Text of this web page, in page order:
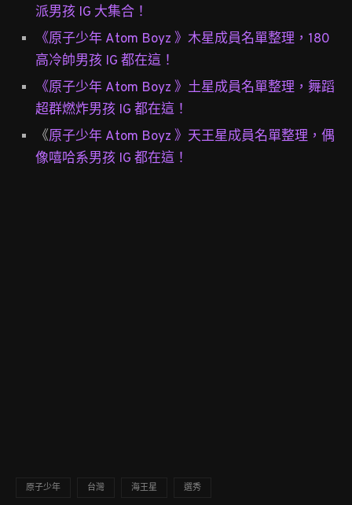
派男孩 IG 大集合！
《原子少年 Atom Boyz 》木星成員名單整理，180
高冷帥男孩 IG 都在這！
《原子少年 Atom Boyz 》土星成員名單整理，舞蹈
超群燃炸男孩 IG 都在這！
《原子少年 Atom Boyz 》天王星成員名單整理，偶
像嘻哈系男孩 IG 都在這！
原子少年 台灣 海王星 選秀